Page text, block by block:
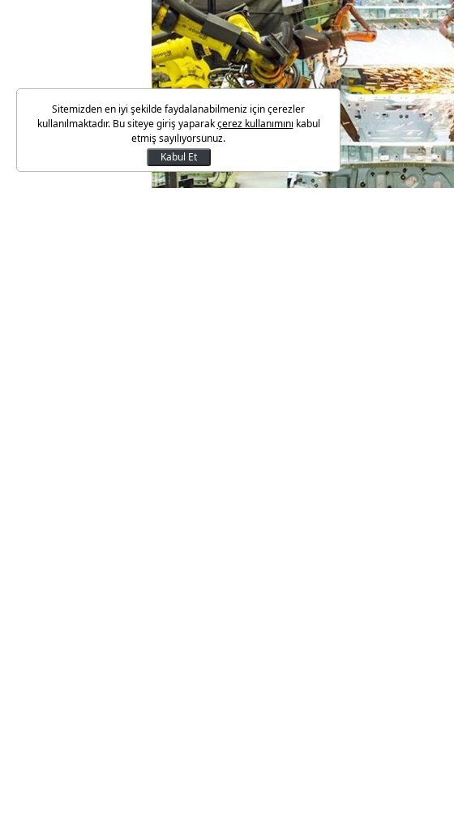
Sitemizden en iyi şekilde faydalanabilmeniz için çerezler
kullanılmaktadır. Bu siteye giriş yaparakçerez kullanımını kabul
etmiş sayılıyorsunuz.
Kabul Et